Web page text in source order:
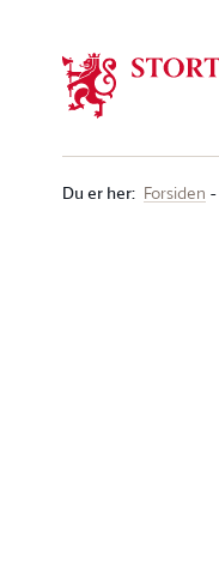
Du er her: Forsiden